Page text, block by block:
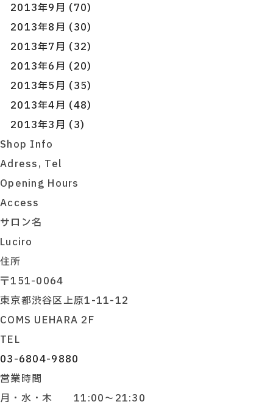
2013年9月 (70)
2013年8月 (30)
2013年7月 (32)
2013年6月 (20)
2013年5月 (35)
2013年4月 (48)
2013年3月 (3)
Shop Info
Adress, Tel
Opening Hours
Access
サロン名
Luciro
住所
〒151-0064
東京都渋谷区上原1-11-12
COMS UEHARA 2F
TEL
03-6804-9880
営業時間
月・水・木 11:00～21:30